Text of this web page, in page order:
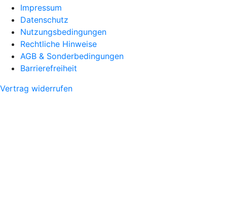
Impressum
Datenschutz
Nutzungsbedingungen
Rechtliche Hinweise
AGB & Sonderbedingungen
Barrierefreiheit
Vertrag widerrufen